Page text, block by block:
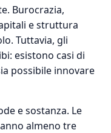
Burocrazia,
e struttura
Tuttavia, gli
esistono casi di
possibile innovare
e sostanza. Le
almeno tre